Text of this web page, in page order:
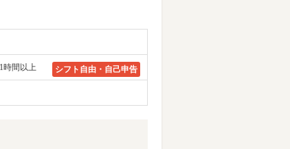
時間以上 シフト自由・自己申告